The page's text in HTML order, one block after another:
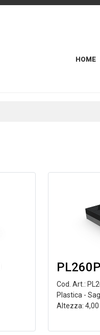
HOME
Cod. Art.:
Plastica -
Altezza: 4,00